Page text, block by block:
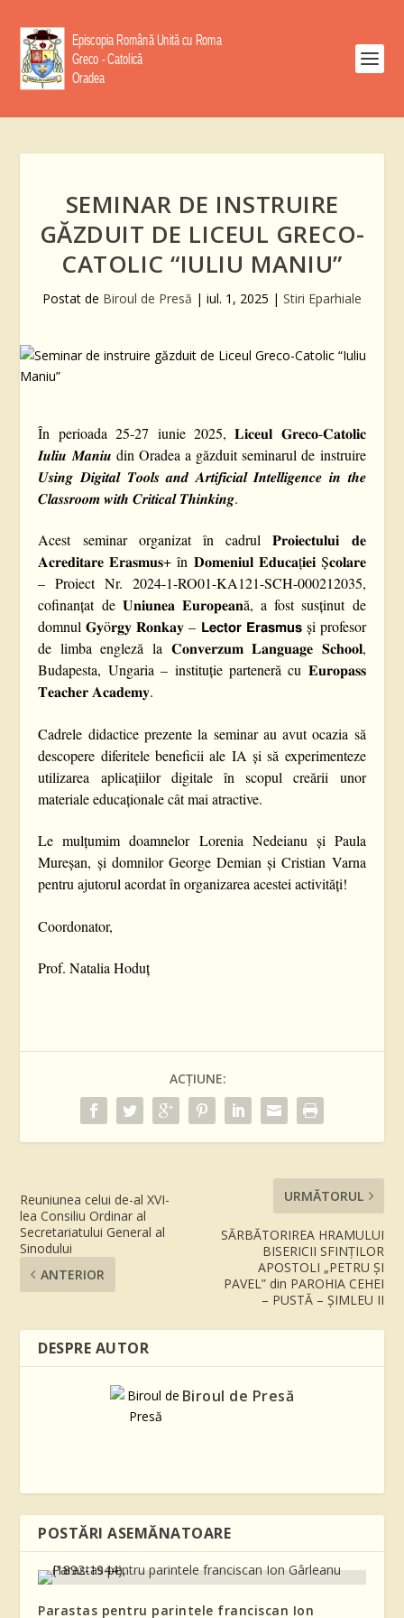
SEMINAR DE INSTRUIRE
GĂZDUIT DE LICEUL GRECO-
CATOLIC “IULIU MANIU”
Postat de Biroul de Presă | iul. 1, 2025 | Stiri Eparhiale
În perioada 25-27 iunie 2025, 𝐋𝐢𝐜𝐞𝐮𝐥 𝐆𝐫𝐞𝐜𝐨-𝐂𝐚𝐭𝐨𝐥𝐢𝐜
𝑰𝒖𝒍𝒊𝒖 𝑴𝒂𝒏𝒊𝒖 din Oradea a găzduit seminarul de instruire
𝑼𝒔𝒊𝒏𝒈 𝑫𝒊𝒈𝒊𝒕𝒂𝒍 𝑻𝒐𝒐𝒍𝒔 𝒂𝒏𝒅 𝑨𝒓𝒕𝒊𝒇𝒊𝒄𝒊𝒂𝒍 𝑰𝒏𝒕𝒆𝒍𝒍𝒊𝒈𝒆𝒏𝒄𝒆 𝒊𝒏 𝒕𝒉𝒆
𝑪𝒍𝒂𝒔𝒔𝒓𝒐𝒐𝒎 𝒘𝒊𝒕𝒉 𝑪𝒓𝒊𝒕𝒊𝒄𝒂𝒍 𝑻𝒉𝒊𝒏𝒌𝒊𝒏𝒈.
Acest seminar organizat în cadrul 𝐏𝐫𝐨𝐢𝐞𝐜𝐭𝐮𝐥𝐮𝐢 𝐝𝐞
𝐀𝐜𝐫𝐞𝐝𝐢𝐭𝐚𝐫𝐞 𝐄𝐫𝐚𝐬𝐦𝐮𝐬+ în 𝐃𝐨𝐦𝐞𝐧𝐢𝐮𝐥 𝐄𝐝𝐮𝐜𝐚ț𝐢𝐞𝐢 Ș𝐜𝐨𝐥𝐚𝐫𝐞
– Proiect Nr. 2024-1-RO01-KA121-SCH-000212035,
cofinanțat de 𝐔𝐧𝐢𝐮𝐧𝐞𝐚 𝐄𝐮𝐫𝐨𝐩𝐞𝐚𝐧ă, a fost susținut de
domnul 𝐆𝐲ö𝐫𝐠𝐲 𝐑𝐨𝐧𝐤𝐚𝐲 – 𝗟𝗲𝗰𝘁𝗼𝗿 𝗘𝗿𝗮𝘀𝗺𝘂𝘀 și profesor
de limba engleză la 𝐂𝐨𝐧𝐯𝐞𝐫𝐳𝐮𝐦 𝐋𝐚𝐧𝐠𝐮𝐚𝐠𝐞 𝐒𝐜𝐡𝐨𝐨𝐥,
Budapesta, Ungaria – instituție parteneră cu 𝐄𝐮𝐫𝐨𝐩𝐚𝐬𝐬
𝐓𝐞𝐚𝐜𝐡𝐞𝐫 𝐀𝐜𝐚𝐝𝐞𝐦𝐲.
Cadrele didactice prezente la seminar au avut ocazia să
descopere diferitele beneficii ale IA și să experimenteze
utilizarea aplicațiilor digitale în scopul creării unor
materiale educaționale cât mai atractive.
Le mulțumim doamnelor Lorenia Nedeianu și Paula
Mureșan, și domnilor George Demian și Cristian Varna
pentru ajutorul acordat în organizarea acestei activități!
Coordonator,
Prof. Natalia Hoduț
ACȚIUNE:
Reuniunea celui de-al XVI-
lea Consiliu Ordinar al
Secretariatului General al
Sinodului
ANTERIOR
URMĂTORUL
SĂRBĂTORIREA HRAMULUI
BISERICII SFINȚILOR
APOSTOLI „PETRU ȘI
PAVEL” din PAROHIA CEHEI
– PUSTĂ – ȘIMLEU II
DESPRE AUTOR
Biroul de Presă
POSTĂRI ASEMĂNATOARE
Parastas pentru parintele franciscan Ion